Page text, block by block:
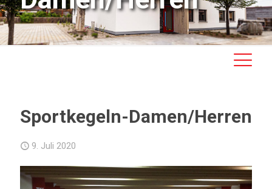
Sportkegeln-Damen/Herren
9. Juli 2020